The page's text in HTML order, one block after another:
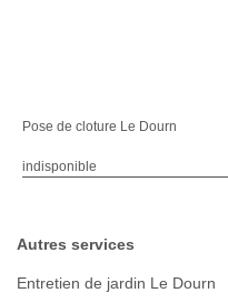
Pose de cloture Le Dourn
indisponible
Autres services
Entretien de jardin Le Dourn